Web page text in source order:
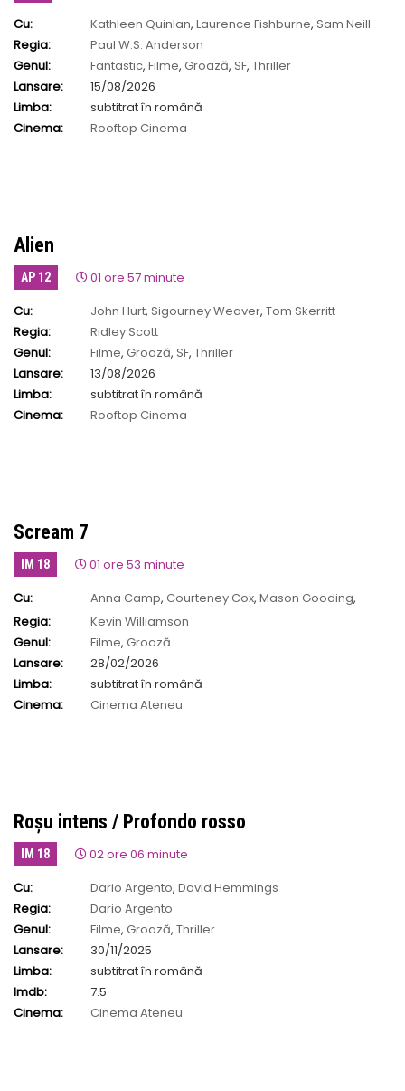
Cu:
Kathleen Quinlan, Laurence Fishburne, Sam Neill
Regia:
Paul W.S. Anderson
Genul:
Fantastic, Filme, Groază, SF, Thriller
Lansare:
15/08/2026
Limba:
subtitrat în română
Cinema:
Rooftop Cinema
Alien
AP 12
01 ore 57 minute
Cu:
John Hurt, Sigourney Weaver, Tom Skerritt
Regia:
Ridley Scott
Genul:
Filme, Groază, SF, Thriller
Lansare:
13/08/2026
Limba:
subtitrat în română
Cinema:
Rooftop Cinema
Scream 7
IM 18
01 ore 53 minute
Cu:
Anna Camp, Courteney Cox, Mason Gooding,
Mckenna Grace,Neve Campbell
Regia:
Kevin Williamson
Genul:
Filme, Groază
Lansare:
28/02/2026
Limba:
subtitrat în română
Cinema:
Cinema Ateneu
Roșu intens / Profondo rosso
IM 18
02 ore 06 minute
Cu:
Dario Argento, David Hemmings
Regia:
Dario Argento
Genul:
Filme, Groază, Thriller
Lansare:
30/11/2025
Limba:
subtitrat în română
Imdb:
7.5
Cinema:
Cinema Ateneu